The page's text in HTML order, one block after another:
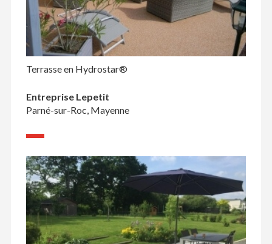
Terrasse en Hydrostar®
Entreprise Lepetit
Parné-sur-Roc, Mayenne